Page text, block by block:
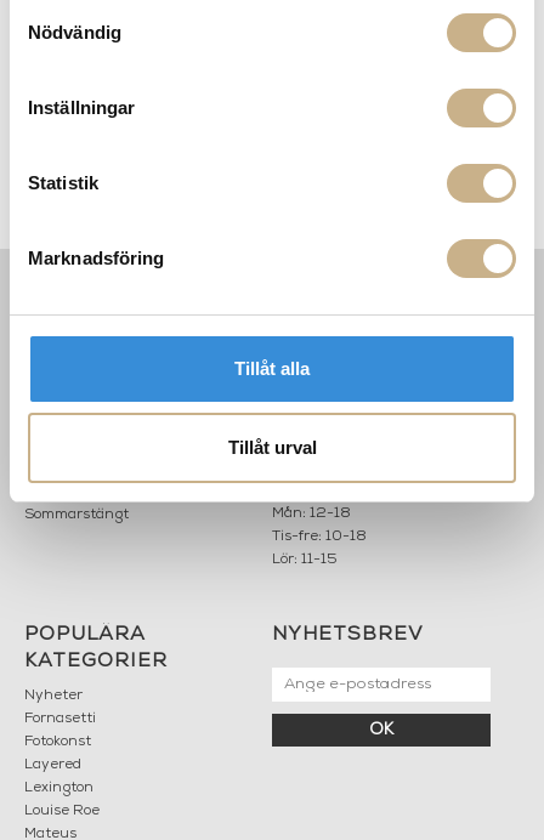
Nödvändig
Inställningar
Statistik
Marknadsföring
Tillåt alla
Tillåt urval
Skrivbord i massiv valnöt -
Om oss
Sommarstängt
MARIELLA INTERIORS
503 30 BORÅS
033 10 75 76
Mån: 12-18
Tis-fre: 10-18
Lör: 11-15
POPULÄRA
KATEGORIER
Nyheter
Fornasetti
Fotokonst
Layered
Lexington
Louise Roe
Mateus
NYHETSBREV
OK